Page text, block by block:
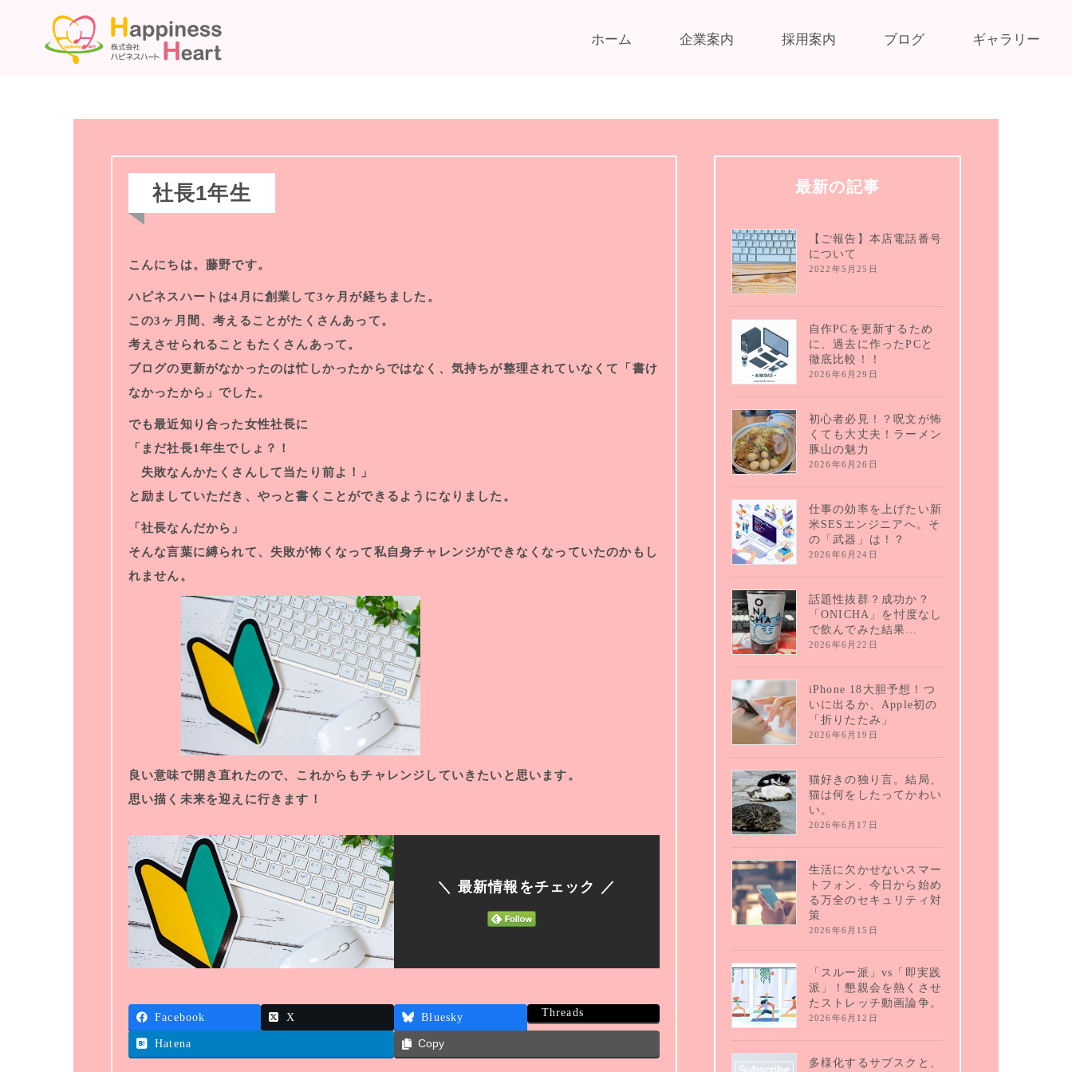
ホーム 企業案内 採用案内 ブログ ギャラリー
社長1年生
こんにちは。藤野です。
ハピネスハートは4月に創業して3ヶ月が経ちました。
この3ヶ月間、考えることがたくさんあって。
考えさせられることもたくさんあって。
ブログの更新がなかったのは忙しかったからではなく、気持ちが整理されていなくて「書け
なかったから」でした。
でも最近知り合った女性社長に
「まだ社長1年生でしょ？！
失敗なんかたくさんして当たり前よ！
」
と励ましていただき、やっと書くことができるようになりました。
「社長なんだから」
そんな言葉に縛られて、失敗が怖くなって私自身チャレンジができなくなっていたのかもし
れません。
良い意味で開き直れたので、これからもチャレンジしていきたいと思います。
思い描く未来を迎えに行きます！
＼ 最新情報をチェック ／
Facebook X Bluesky Threads
Hatena Copy
最新の記事
【ご報告】本店電話番号
について
2022年5月25日
自作PCを更新するため
に、過去に作ったPCと
徹底比較！！
2026年6月29日
初心者必見！？呪文が怖
くても大丈夫！ラーメン
豚山の魅力
2026年6月26日
仕事の効率を上げたい新
米SESエンジニアへ。そ
の「武器」は！？
2026年6月24日
話題性抜群？成功か？
「ONICHA」を忖度なし
で飲んでみた結果…
2026年6月22日
iPhone 18大胆予想！つ
いに出るか、Apple初の
「折りたたみ」
2026年6月19日
猫好きの独り言。結局、
猫は何をしたってかわい
い。
2026年6月17日
生活に欠かせないスマー
トフォン、今日から始め
る万全のセキュリティ対
策
2026年6月15日
「スルー派」vs「即実践
派」！懇親会を熱くさせ
たストレッチ動画論争。
2026年6月12日
多様化するサブスクと、